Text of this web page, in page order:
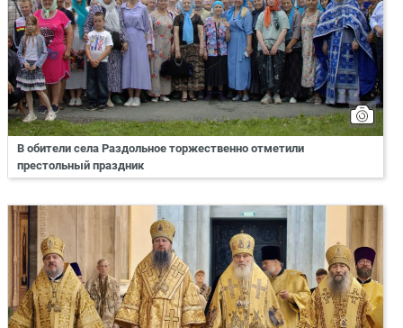
В обители села Раздольное торжественно отметили
престольный праздник